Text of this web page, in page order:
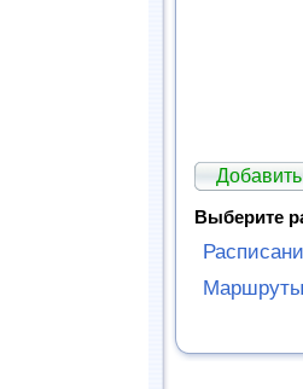
Выберите